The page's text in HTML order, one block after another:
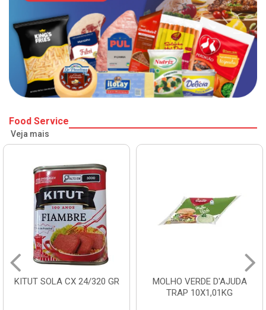
Food Service
Veja mais
SOLA CX 24/320 GR
MOLHO VERDE D'AJUDA
TRAP 10X1,01KG